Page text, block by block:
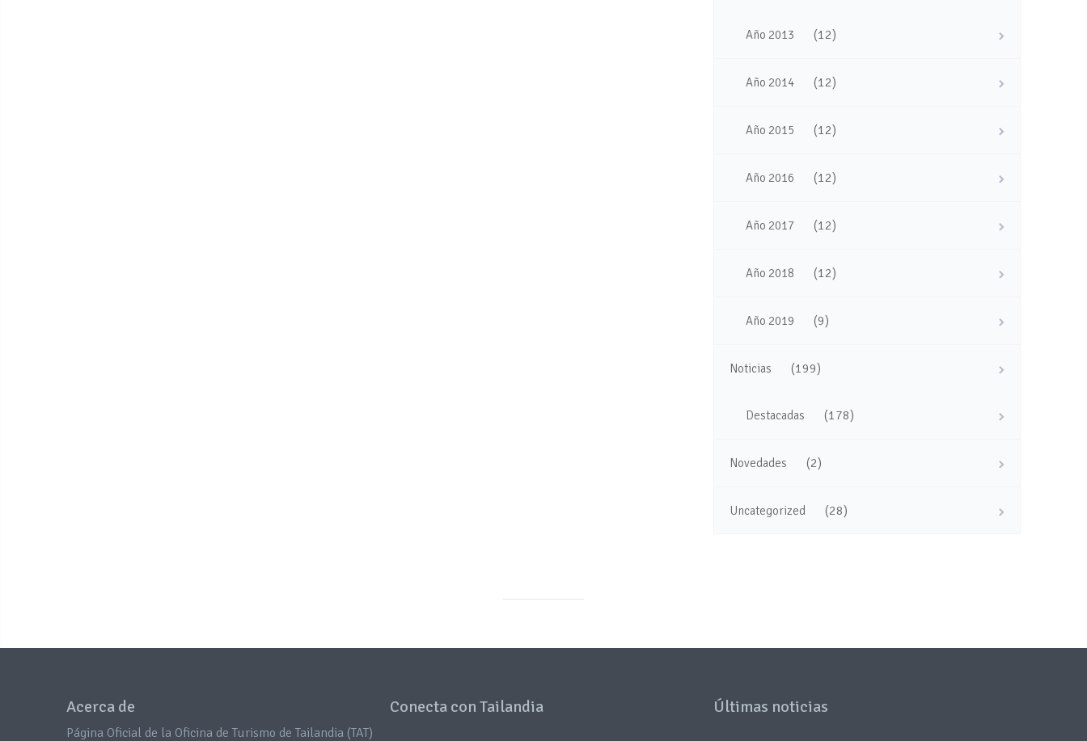
Año 2013 (12)
Año 2014 (12)
Año 2015 (12)
Año 2016 (12)
Año 2017 (12)
Año 2018 (12)
Año 2019 (9)
Noticias (199)
Destacadas (178)
Novedades (2)
Uncategorized (28)
Acerca de
Página Oficial de la Oficina de Turismo de Tailandia (TAT)
Conecta con Tailandia Últimas noticias